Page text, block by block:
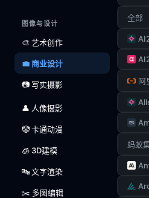
图像与设计
🎨 艺术创作
💼 商业设计
📷 写实摄影
👤 人像摄影
🤡 卡通动漫
🧊 3D建模
🔤 文字渲染
✂️ 多图编辑
全部
阿
蚂蚁